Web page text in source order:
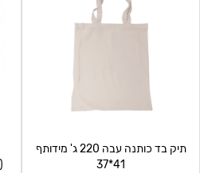
תיק בד כותנה עבה 220 ג' מידותף
41*37